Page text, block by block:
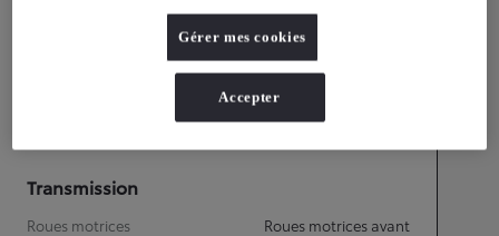
Accélération 0-100km/h
10,2
Transmission
Roues motrices
Roues motrices avant
Gérer mes cookies
Accepter